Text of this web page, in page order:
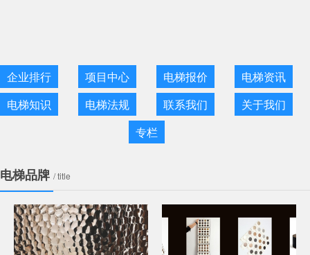
企业排行 项目中心 电梯报价
电梯资讯
电梯知识
电梯法规 联系我们
关于我们
专栏
电梯品牌 / title